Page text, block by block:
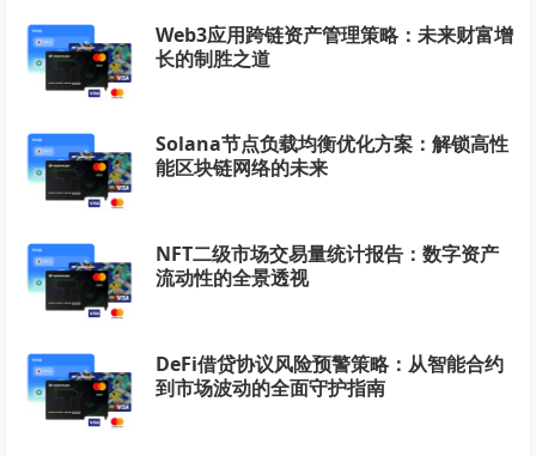
Web3应用跨链资产管理策略：未来财富增
长的制胜之道
Solana节点负载均衡优化方案：解锁高性
能区块链网络的未来
NFT二级市场交易量统计报告：数字资产
流动性的全景透视
DeFi借贷协议风险预警策略：从智能合约
到市场波动的全面守护指南